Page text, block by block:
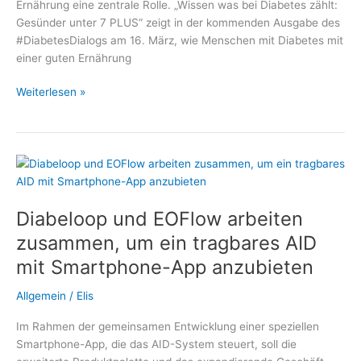
Ernährung eine zentrale Rolle. „Wissen was bei Diabetes zählt:
Gesünder unter 7 PLUS“ zeigt in der kommenden Ausgabe des
#DiabetesDialogs am 16. März, wie Menschen mit Diabetes mit
einer guten Ernährung
Mit
Leben
führen
Thema
#DiabetesDialog:
Welche
spielt
die
Ernährung?
Weiterlesen »
Diabeloop und EOFlow arbeiten
zusammen, um ein tragbares AID
mit Smartphone-App anzubieten
Allgemein / Elis
Im Rahmen der gemeinsamen Entwicklung einer speziellen
Smartphone-App, die das AID-System steuert, soll die